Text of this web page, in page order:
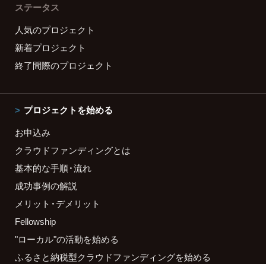
ステータス
人気のプロジェクト
新着プロジェクト
終了間際のプロジェクト
プロジェクトを始める
お申込み
クラウドファンディングとは
基本的な手順・流れ
成功事例の解説
メリット・デメリット
Fellowship
"ローカル"の活動を始める
ふるさと納税型クラウドファンディングを始める